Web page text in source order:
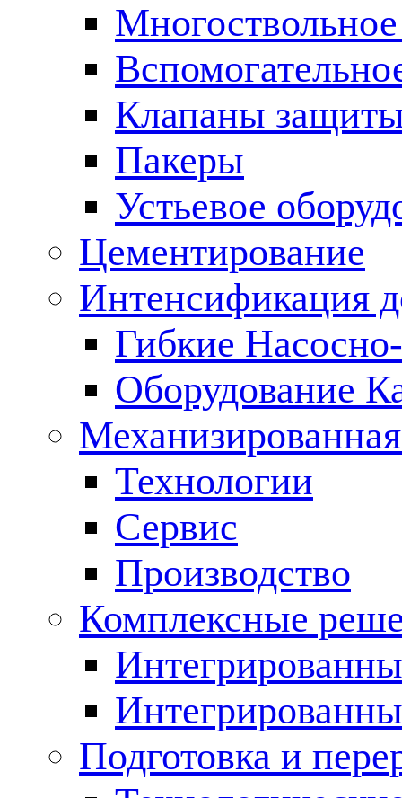
Клапаны
Пакеры
Устьевое
Цементирование
Интенсификация
Гибкие
Оборудование
Технологии
Сервис
Производство
Комплексные
Подготовка и